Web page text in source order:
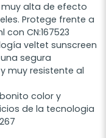
alta de efecto
Protege frente a
con CN:167523
veltet sunscreen
segura
muy resistente al
color y
de la tecnologia